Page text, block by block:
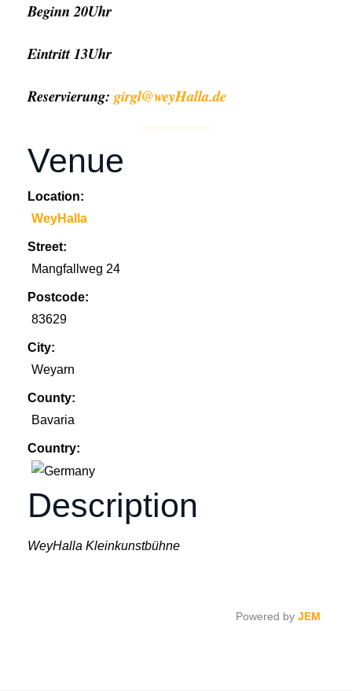
Beginn 20Uhr
Eintritt 13Uhr
Reservierung:girgl@weyHalla.de
Venue
Location:
WeyHalla
Street:
Mangfallweg 24
Postcode:
83629
City:
Weyarn
County:
Bavaria
Country:
Description
WeyHalla Kleinkunstbühne
Powered by JEM